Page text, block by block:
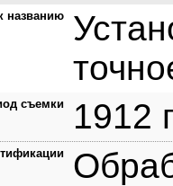
названию
съемки 1912